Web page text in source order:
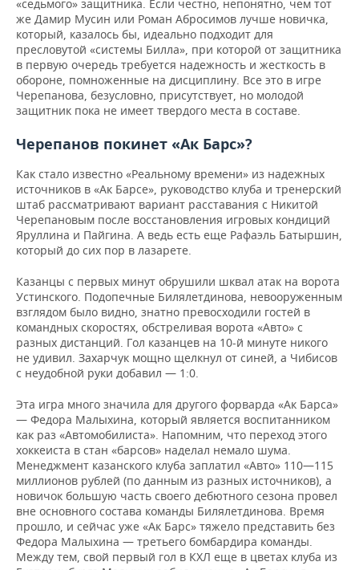
«седьмого» защитника. Если честно, непонятно, чем тот
же Дамир Мусин или Роман Абросимов лучше новичка,
который, казалось бы, идеально подходит для
пресловутой «системы Билла», при которой от защитника
в первую очередь требуется надежность и жесткость в
обороне, помноженные на дисциплину. Все это в игре
Черепанова, безусловно, присутствует, но молодой
защитник пока не имеет твердого места в составе.
Черепанов покинет «Ак Барс»?
Как стало известно «Реальному времени» из надежных
источников в «Ак Барсе», руководство клуба и тренерский
штаб рассматривают вариант расставания с Никитой
Черепановым после восстановления игровых кондиций
Яруллина и Пайгина. А ведь есть еще Рафаэль Батыршин,
который до сих пор в лазарете.
Казанцы с первых минут обрушили шквал атак на ворота
Устинского. Подопечные Билялетдинова, невооруженным
взглядом было видно, знатно превосходили гостей в
командных скоростях, обстреливая ворота «Авто» с
разных дистанций. Гол казанцев на 10-й минуте никого
не удивил. Захарчук мощно щелкнул от синей, а Чибисов
с неудобной руки добавил — 1:0.
Эта игра много значила для другого форварда «Ак Барса»
— Федора Малыхина, который является воспитанником
как раз «Автомобилиста». Напомним, что переход этого
хоккеиста в стан «барсов» наделал немало шума.
Менеджмент казанского клуба заплатил «Авто» 110—115
миллионов рублей (по данным из разных источников), а
новичок большую часть своего дебютного сезона провел
вне основного состава команды Билялетдинова. Время
прошло, и сейчас уже «Ак Барс» тяжело представить без
Федора Малыхина — третьего бомбардира команды.
Между тем, свой первый гол в КХЛ еще в цветах клуба из